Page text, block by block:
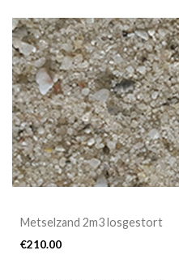
Metselzand 2m3 losgestort
€210.00